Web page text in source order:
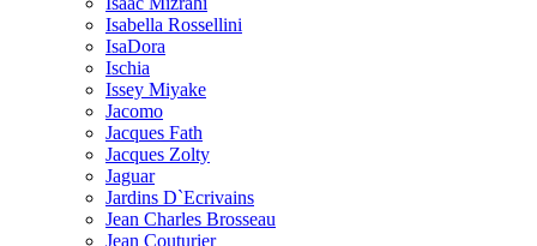
Isabella Rossellini
IsaDora
Ischia
Issey Miyake
Jacomo
Jacques Fath
Jacques Zolty
Jaguar
Jardins D`Ecrivains
Jean Charles Brosseau
Jean Couturier